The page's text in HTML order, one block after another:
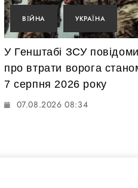
ВІЙНА УКРАЇНА
У Генштабі ЗСУ
про втрати ворога
7 серпня 2026 року
07.08.2026 08:34